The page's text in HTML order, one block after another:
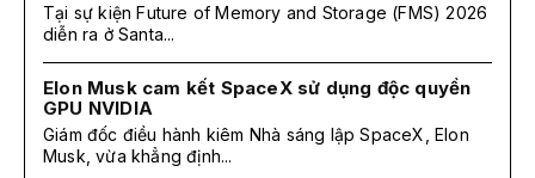
Tại sự kiện Future of Memory and Storage (FMS) 2026
diễn ra ở Santa...
Elon Musk cam kết SpaceX sử dụng độc quyền
GPU NVIDIA
Giám đốc điều hành kiêm Nhà sáng lập SpaceX, Elon
Musk, vừa khẳng định...